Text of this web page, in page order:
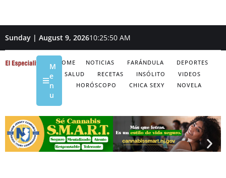
Sunday | August 9, 202610:25:50 AM
HOME NOTICIAS FARÁNDULA
DEPORTES
SALUD
RECETAS INSÓLITO
VIDEOS
HORÓSCOPO
CHICA SEXY NOVELA
M
e
n
u